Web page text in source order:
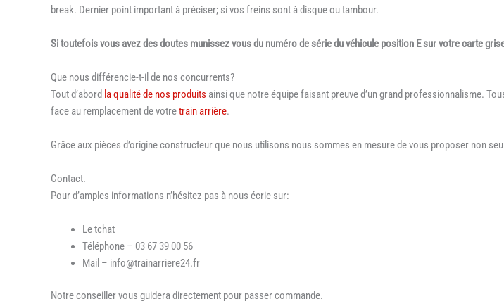
break. Dernier point important à préciser; si vos freins sont à disque ou tambour.
Si toutefois vous avez des doutes munissez vous du numéro de série du véhicule position E sur votre carte
Que nous différencie-t-il de nos concurrents?
Tout d’abord la qualité de nos produits ainsi que notre équipe faisant preuve d’un grand professionnalisme.
face au remplacement de votretrain arrière.
Grâce aux pièces d’origine constructeur que nous utilisons nous sommes en mesure de vous proposer non
Contact.
Pour d’amples informations n’hésitez pas à nous écrie sur:
Le tchat
Téléphone – 03 67 39 00 56
Mail – info@trainarriere24.fr
Notre conseiller vous guidera directement pour passer commande.